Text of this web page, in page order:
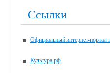
Ссылки
Официальный интернет-портал
Культура.рф